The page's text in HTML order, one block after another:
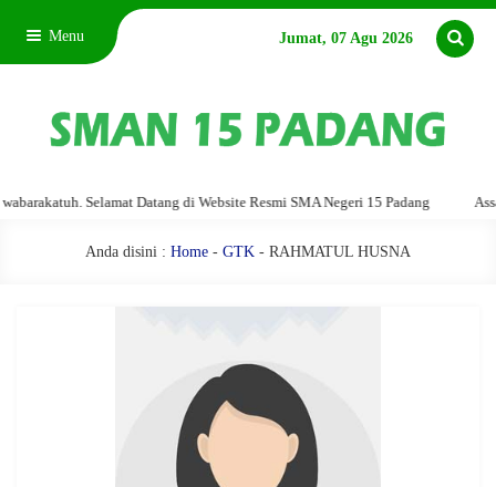
Menu Jumat, 07 Agu 2026
Selamat Datang di Website Resmi SMA Negeri 15 Padang
Anda disini : Home - GTK - RAHMATUL HUSNA